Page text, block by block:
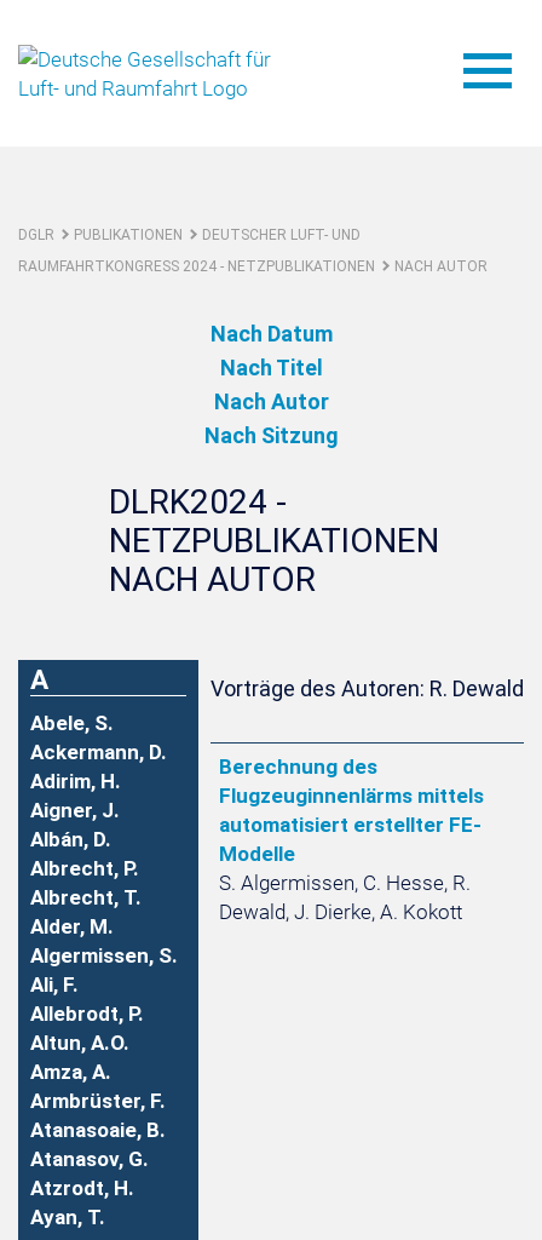
DGLR PUBLIKATIONEN
DEUTSCHER LUFT- UND
RAUMFAHRTKONGRESS 2024 - NETZPUBLIKATIONEN
NACH AUTOR
Nach Datum
Nach Titel
Nach Autor
Nach Sitzung
DLRK2024 -
NETZPUBLIKATIONEN
NACH AUTOR
A
Abele, S.
Ackermann, D.
Adirim, H.
Aigner, J.
Albán, D.
Albrecht, P.
Albrecht, T.
Alder, M.
Algermissen, S.
Ali, F.
Allebrodt, P.
Altun, A.O.
Amza, A.
Armbrüster, F.
Atanasoaie, B.
Atanasov, G.
Atzrodt, H.
Ayan, T.
Vorträge des Autoren: R. Dewald
Berechnung des
Flugzeuginnenlärms mittels
automatisiert erstellter FE-
Modelle
S. Algermissen, C. Hesse, R.
Dewald, J. Dierke, A. Kokott